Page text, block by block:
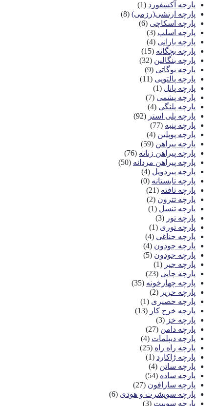
پارچه آکسفورد (1)
پارچه ارتشی(رزمی) (8)
پارچه اسکاچی (6)
پارچه اسلپ (3)
پارچه بارانی (4)
پارچه بچگانه (15)
پارچه بنگالین (32)
پارچه بوگاتی (9)
پارچه پالتویی (11)
پارچه پانل (1)
پارچه پشمی (7)
پارچه پلنگی (4)
پارچه پلی استر (92)
پارچه پنبه (77)
پارچه پوپلین (4)
پارچه پیراهن (59)
پارچه پیراهن زنانه (76)
پارچه پیراهن مردانه (50)
پارچه پیردوپل (4)
پارچه تابستانه (0)
پارچه تافته (21)
پارچه تترون (2)
پارچه تنسل (1)
پارچه تور (3)
پارچه توری (1)
پارچه جناغی (4)
پارچه جودون (4)
پارچه جودون (5)
پارچه جیر (1)
پارچه چاپی (23)
پارچه چهارخونه (35)
پارچه حریر (2)
پارچه حصیری (1)
پارچه خرج کار (13)
پارچه خز (3)
پارچه دامن (27)
پارچه دیپلمات (4)
پارچه راه راه (25)
پارچه ژاکارد (1)
پارچه ساتن (4)
پارچه ساده (54)
پارچه سارافون (27)
پارچه سویشرت و هودی (6)
پارچه سوییت (3)